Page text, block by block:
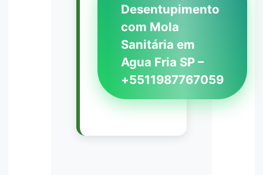
Desentupimento
com Mola
Sanitária em
Agua Fria SP –
+5511987767059